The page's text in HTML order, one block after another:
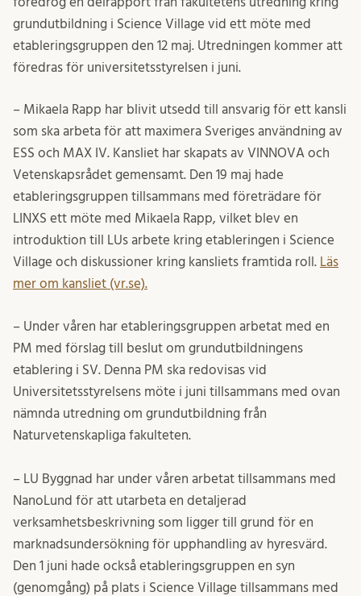
grundutbildning i Science Village vid ett möte med
etableringsgruppen den 12 maj. Utredningen kommer att
föredras för universitetsstyrelsen i juni.
– Mikaela Rapp har blivit utsedd till ansvarig för ett kansli
som ska arbeta för att maximera Sveriges användning av
ESS och MAX IV. Kansliet har skapats av VINNOVA och
Vetenskapsrådet gemensamt. Den 19 maj hade
etableringsgruppen tillsammans med företrädare för
LINXS ett möte med Mikaela Rapp, vilket blev en
introduktion till LUs arbete kring etableringen i Science
Village och diskussioner kring kansliets framtida roll. Läs
mer om kansliet (vr.se).
– Under våren har etableringsgruppen arbetat med en
PM med förslag till beslut om grundutbildningens
etablering i SV. Denna PM ska redovisas vid
Universitetsstyrelsens möte i juni tillsammans med ovan
nämnda utredning om grundutbildning från
Naturvetenskapliga fakulteten.
– LU Byggnad har under våren arbetat tillsammans med
NanoLund för att utarbeta en detaljerad
verksamhetsbeskrivning som ligger till grund för en
marknadsundersökning för upphandling av hyresvärd.
Den 1 juni hade också etableringsgruppen en syn
(genomgång) på plats i Science Village tillsammans med